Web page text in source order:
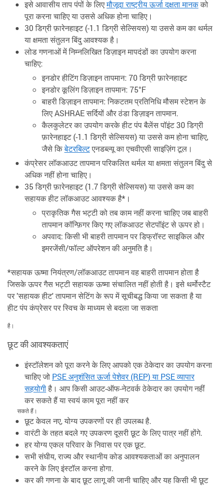
इसे आवासीय ताप पंपों के लिएमौजूदा राष्ट्रीय ऊर्जा दक्षता मानकको
पूरा करना चाहिए या उससे अधिक होना चाहिए।
30 डिग्री फ़ारेनहाइट (-1.1 डिग्री सेल्सियस) या उससे कम का थर्मल
या क्षमता संतुलन बिंदु आवश्यक है।
लोड गणनाओं में निम्नलिखित डिज़ाइन मापदंडों का उपयोग करना
चाहिए:
इनडोर हीटिंग डिज़ाइन तापमान: 70 डिग्री फ़ारेनहाइट
इनडोर कूलिंग डिज़ाइन तापमान: 75°F
बाहरी डिज़ाइन तापमान: निकटतम प्रतिनिधि मौसम स्टेशन के
लिए ASHRAE सर्दियों और ठंडा डिज़ाइन तापमान.
कैलकुलेटर का उपयोग करके हीट पंप बैलेंस पॉइंट 30 डिग्री
फ़ारेनहाइट (-1.1 डिग्री सेल्सियस) या उससे कम होना चाहिए,
जैसे किबेटरबिल्टएनडब्ल्यू का एचवीएसी साइज़िंग टूल।
कंप्रेसर लॉकआउट तापमान परिकलित थर्मल या क्षमता संतुलन बिंदु से
अधिक नहीं होना चाहिए।
35 डिग्री फ़ारेनहाइट (1.7 डिग्री सेल्सियस) या उससे कम का
सहायक हीट लॉकआउट आवश्यक है*।
प्राकृतिक गैस भट्टी को तब काम नहीं करना चाहिए जब बाहरी
तापमान कॉन्फ़िगर किए गए लॉकआउट सेटपॉइंट से ऊपर हो।
अपवाद: किसी भी बाहरी तापमान पर डिफ्रॉस्ट साइकिल और
इमरजेंसी/फॉल्ट ऑपरेशन की अनुमति है।
*सहायक ऊष्मा नियंत्रण/लॉकआउट तापमान वह बाहरी तापमान होता है
जिसके ऊपर गैस भट्टी सहायक ऊष्मा संचालित नहीं होती है। इसे थर्मोस्टैट
पर 'सहायक हीट' तापमान सेटिंग के रूप में सूचीबद्ध किया जा सकता है या
हीट पंप कंप्रेसर पर स्विच के माध्यम से बदला जा सकता
है।
छूट की आवश्यकताएं
इंस्टॉलेशन को पूरा करने के लिए आपको एक ठेकेदार का उपयोग करना
चाहिए जो PSE अनुशंसित ऊर्जा पेशेवर (REP) या PSE व्यापार
सहयोगीहै। आप किसी आउट-ऑफ-नेटवर्क ठेकेदार का उपयोग नहीं
कर सकते हैं या स्वयं काम पूरा नहीं कर
सकते हैं।
छूट केवल नए, योग्य उपकरणों पर ही उपलब्ध है.
वारंटी के तहत बदले गए उपकरण दूसरी छूट के लिए पात्र नहीं होंगे.
हर योग्य एकल परिवार के निवास पर एक छूट.
सभी संघीय, राज्य और स्थानीय कोड आवश्यकताओं का अनुपालन
करने के लिए इंस्टॉल करना होगा.
कर की गणना के बाद छूट लागू की जानी चाहिए और यह किसी भी छूट